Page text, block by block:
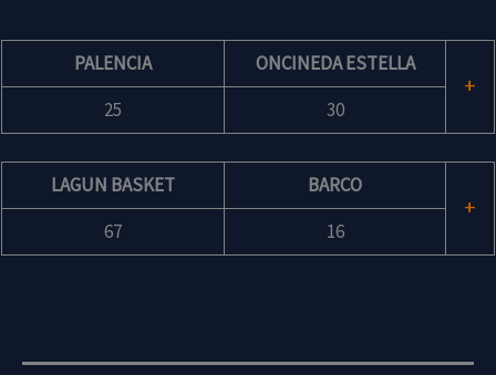
PALENCIA ONCINEDA ESTELLA
+
25 30
LAGUN BASKET BARCO
+
67 16